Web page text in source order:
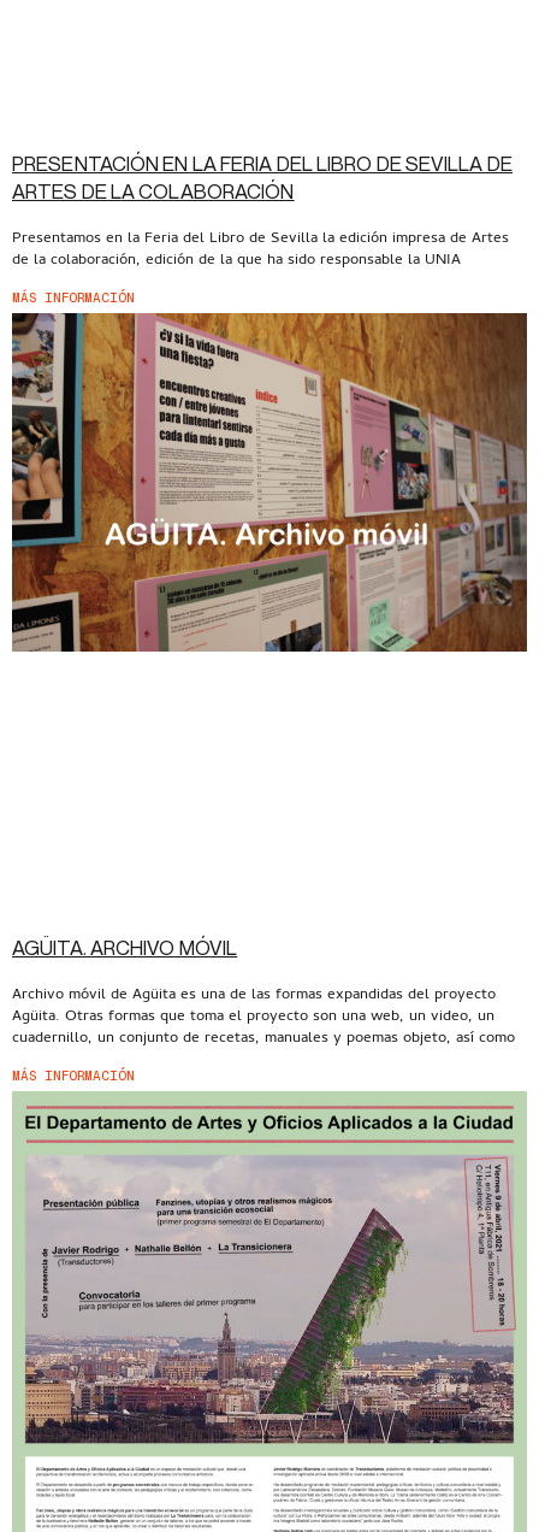
PRESENTACIÓN EN LA FERIA DEL LIBRO DE SEVILLA DE
ARTES DE LA COLABORACIÓN
Presentamos en la Feria del Libro de Sevilla la edición impresa de Artes
de la colaboración, edición de la que ha sido responsable la UNIA
MÁS INFORMACIÓN
AGÜITA. ARCHIVO MÓVIL
Archivo móvil de Agüita es una de las formas expandidas del proyecto
Agüita. Otras formas que toma el proyecto son una web, un video, un
cuadernillo, un conjunto de recetas, manuales y poemas objeto, así como
MÁS INFORMACIÓN